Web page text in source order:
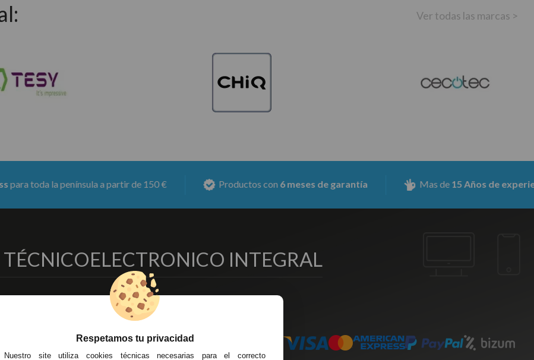
Ver todas las marcas >
la península a partir de 150 € Productos con6 meses de garantía Mas de15 Años de experiencia
ELECTRONICO INTEGRAL
y Devoluciones
DELEGACIONES
Écija - Sevilla
Av. Plaza de Toros. Local 3
Córdoba
Respetamos tu privacidad
Nuestro site utiliza cookies técnicas necesarias para el correcto